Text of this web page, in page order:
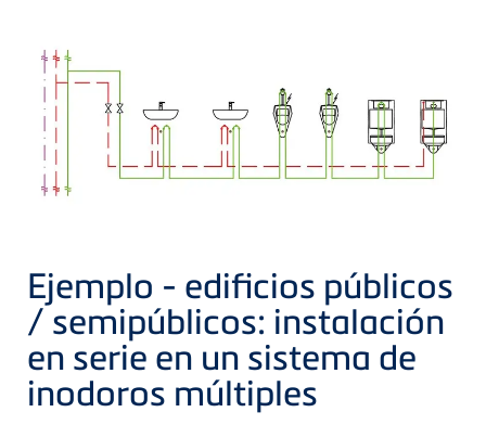
Ejemplo - edificios públicos
/ semipúblicos: instalación
en serie en un sistema de
inodoros múltiples